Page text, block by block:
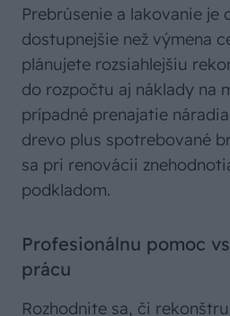
Prebrúsenie a lakovanie je
dostupnejšie než výmena
plánujete rozsiahlejšiu
do rozpočtu aj náklady na
prípadné prenajatie
drevo plus spotrebované
sa pri renovácii
podkladom.
Profesionálnu pomoc
prácu
Rozhodnite sa, či